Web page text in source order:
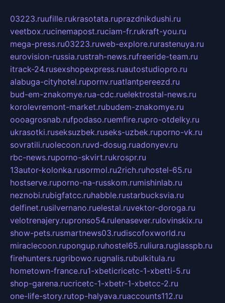
03223.ruufille.rukrasotata.ruprazdnikdushi.ru
veetbox.rucinemapost.ruciam-fr.rukraft-you.ru
mega-press.ru03223.ruweb-explore.rurastenuya.ru
eurovision-russia.rustrah-news.rufreeride-team.ru
itrack-24.rusexshopexpress.ruautostudiopro.ru
alabuga-cityhotel.rupornv.ruatlantpereezd.ru
bud-em-znakomye.rua-cdc.ruelektrostal-news.ru
korolevremont-market.rubudem-znakomye.ru
oooagrosnab.rufpodaso.ruemfire.rupro-otdelky.ru
ukrasotki.ruseksuzbek.ruseks-uzbek.ruporno-vk.ru
sovratili.ruolecoon.ruvd-dosug.ruadonyev.ru
rbc-news.ruporno-skvirt.rukrospr.ru
13autor-kolonka.rusormol.ru2rich.ruhostel-65.ru
hostserve.ruporno-na-russkom.rumishinlab.ru
neznobi.rubigfatcc.ruhabble.rustarbucksvia.ru
delfinet.rusilvernano.ruelestal.ruvektor-doroga.ru
velotrenajery.rupronso54.rulenasever.rulovinskix.ru
show-pets.rusmartnews03.rudiscofoxworld.ru
miraclecoon.rupongup.ruhostel65.ruliura.ruglasspb.ru
firehunters.rugribowo.rugnalis.rubulkitula.ru
hometown-france.ru1-xbeticricetc-1-xbetti-5.ru
shop-garena.rucricetc-1-xbetr-1-xbetcc-2.ru
one-life-story.rutop-halyava.ruaccounts112.ru